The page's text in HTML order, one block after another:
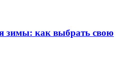
зимы: как выбрать свою